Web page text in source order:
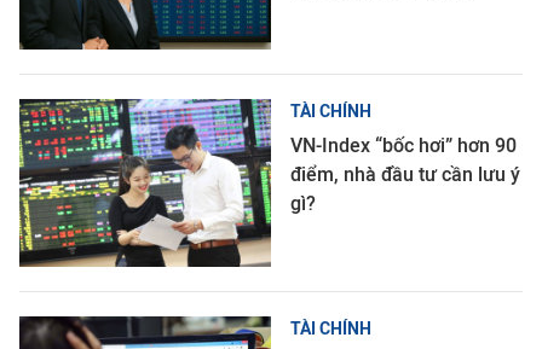
TÀI CHÍNH
VN-Index “bốc hơi” hơn 90
điểm, nhà đầu tư cần lưu ý
gì?
TÀI CHÍNH